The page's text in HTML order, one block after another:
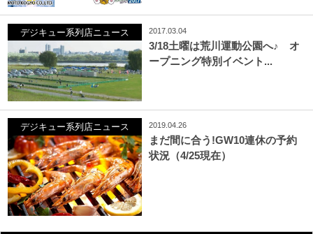
デジキュー系列店ニュース 2017.03.04
3/18土曜は荒川運動公園へ♪ オ
ープニング特別イベント...
デジキュー系列店ニュース 2019.04.26
まだ間に合う!GW10連休の予約
状況（4/25現在）